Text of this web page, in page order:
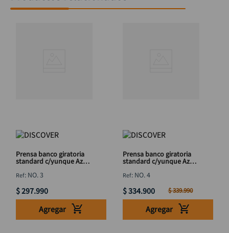
Prensa banco giratoria
standard c/yunque Azul
: NO. 3
$297.990
Agregar
Prensa banco giratoria
standard c/yunque Azul
: NO. 4
$334.900 $339.990
Agregar